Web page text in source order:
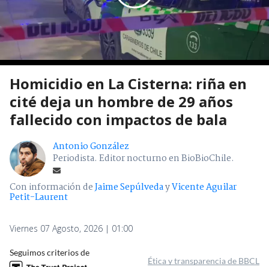
Homicidio en La Cisterna: riña en
cité deja un hombre de 29 años
fallecido con impactos de bala
Antonio González
Periodista. Editor nocturno en BioBioChile.
Con información deJaime SepúlvedayVicente Aguilar
Petit-Laurent
Viernes 07 Agosto, 2026 | 01:00
Seguimos criterios de
Ética y transparencia de BBCL